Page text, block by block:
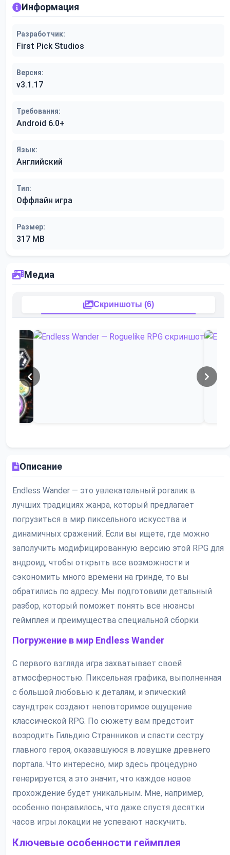
Информация
Разработчик:
First Pick Studios
Версия:
v3.1.17
Требования:
Android 6.0+
Язык:
Английский
Тип:
Оффлайн игра
Размер:
317 MB
Медиа
Скриншоты (6)
Описание
Endless Wander — это увлекательный рогалик в
лучших традициях жанра, который предлагает
погрузиться в мир пиксельного искусства и
динамичных сражений. Если вы ищете, где можно
заполучить модифицированную версию этой RPG для
андроид, чтобы открыть все возможности и
сэкономить много времени на гринде, то вы
обратились по адресу. Мы подготовили детальный
разбор, который поможет понять все нюансы
геймплея и преимущества специальной сборки.
Погружение в мир Endless Wander
С первого взгляда игра захватывает своей
атмосферностью. Пиксельная графика, выполненная
с большой любовью к деталям, и эпический
саундтрек создают неповторимое ощущение
классической RPG. По сюжету вам предстоит
возродить Гильдию Странников и спасти сестру
главного героя, оказавшуюся в ловушке древнего
портала. Что интересно, мир здесь процедурно
генерируется, а это значит, что каждое новое
прохождение будет уникальным. Мне, например,
особенно понравилось, что даже спустя десятки
часов игры локации не успевают наскучить.
Ключевые особенности геймплея